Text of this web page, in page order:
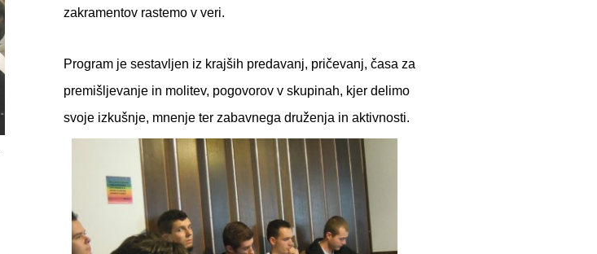
zakramentov rastemo v veri.
Program je sestavljen iz krajših predavanj, pričevanj, časa za
premišljevanje in molitev, pogovorov v skupinah, kjer delimo
svoje izkušnje, mnenje ter zabavnega druženja in aktivnosti.